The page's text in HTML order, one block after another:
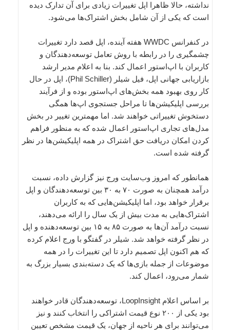
نداشته، حالا ظاهرا اپل تغییرات زیادی برای آن تدارک دیده
است که یکی از آن شامل بخش اشتراک‌ها می‌شود.
در کنفرانس WWDC هفته آینده، اپل قصد دارد تغییرات
چشمگیری را در رابطه با روش تعامل توسعه‌دهندگان و
کاربران با اپ‌استور اعمال کند. بنا به اعلام مدیر ارشد
بازاریابی جهانی اپل، فیل شیلر (Phil Schiller)، اپل در حال
کار روی بهبود همه بخش‌های اپ‌استور بوده و از فرآیند
بررسی اپلیکیشن‌ها تا مراحل جستجوی اپ‌ها همگی
دستخوش تغییراتی خواهند شد. اما مهمترین تغییر در بخش
مدل‌های تجاری اپ‌استور اعمال شده که به منظور فراهم
کردن امکان دریافت حق اشتراک در همه اپلیکیشن‌ها در نظر
گرفته شده است.
همانطور که امروز وب‌سایت ورج نیز گزارش داده، نسبت
درآمد همچنان به صورت ۷۰ به ۳۰ بین توسعه‌دهندگان و اپل
برقرار خواهد بود، اما اپلیکیشن‌هایی که به کاربران
اشتراک‌هایی به مدت بیش از یک سال را ارائه می‌دهند،
نسبت درآمد آن‌ها به صورت ۸۵ به ۱۵ بین توسعه‌دهنده و اپل
در نظر گرفته خواهد شد. شیلر در گفتگو با ورج اعلام کرده
که هم اکنون اپل تصمیم دارد تا این تغییرات را در همه
موضوعات از جمله بازی‌ها که یک دسته‌بندی بسیار بزرگ به
شمار می‌رود، اعمال کند.
بر اساس اعلام LoopInsight، توسعه‌دهندگان قادر خواهند
بود یکی از ۲۰۰ نوع قیمت اشتراکی را انتخاب کنند و نیز
می‌توانند برای هر ناحیه از جهان، یک قیمت مشخص تعیین